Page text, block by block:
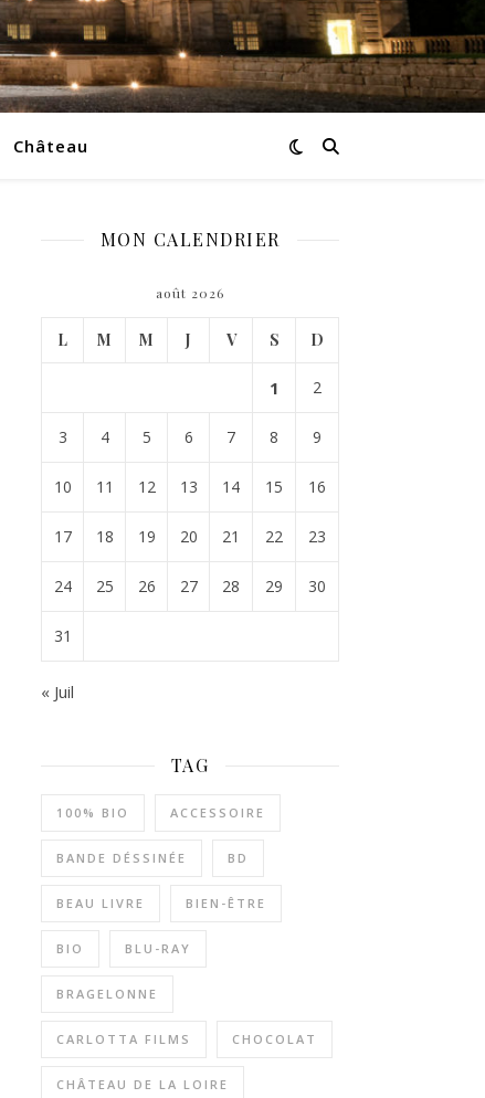
Château
MON CALENDRIER
août 2026
L M M J V S D
1 2
3 4 5 6 7 8 9
10 11 12 13 14 15 16
17 18 19 20 21 22 23
24 25 26 27 28 29 30
31
« Juil
TAG
100% BIO ACCESSOIRE
BANDE DÉSSINÉE BD
BEAU LIVRE BIEN-ÊTRE
BIO BLU-RAY
BRAGELONNE
CARLOTTA FILMS CHOCOLAT
CHÂTEAU DE LA LOIRE